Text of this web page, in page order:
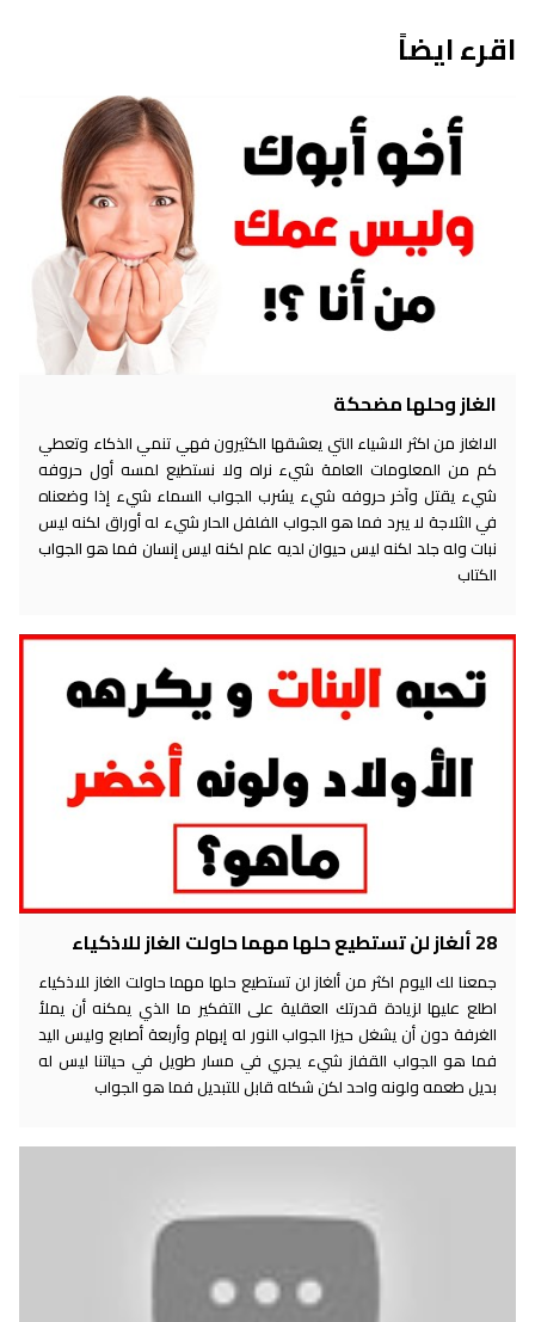
اقرء ايضاً
الغاز وحلها مضحكة
الالغاز من اكثر الاشياء التي يعشقها الكثيرون فهي تنمي الذكاء وتعطي
كم من المعلومات العامة شيء نراه ولا نستطيع لمسه أول حروفه
شيء يقتل وآخر حروفه شيء يشرب الجواب السماء شيء إذا وضعناه
في الثلاجة لا يبرد فما هو الجواب الفلفل الحار شيء له أوراق لكنه ليس
نبات وله جلد لكنه ليس حيوان لديه علم لكنه ليس إنسان فما هو الجواب
الكتاب
28 ألغاز لن تستطيع حلها مهما حاولت الغاز للاذكياء
جمعنا لك اليوم اكثر من ألغاز لن تستطيع حلها مهما حاولت الغاز للاذكياء
اطلع عليها لزيادة قدرتك العقلية على التفكير ما الذي يمكنه أن يملأ
الغرفة دون أن يشغل حيزا الجواب النور له إبهام وأربعة أصابع وليس اليد
فما هو الجواب القفاز شيء يجري في مسار طويل في حياتنا ليس له
بديل طعمه ولونه واحد لكن شكله قابل للتبديل فما هو الجواب